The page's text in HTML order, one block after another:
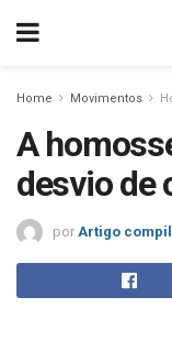
Home Movimentos
A
desvio de
por Artigo